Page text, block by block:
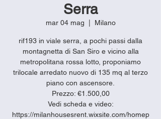
Serra
mar 04 mag Milano
rif193 in viale serra, a pochi passi dalla
montagnetta di San Siro e vicino alla
metropolitana rossa lotto, proponiamo
trilocale arredato nuovo di 135 mq al terzo
piano con ascensore.
Prezzo: €1.500,00
Vedi scheda e video:
https://milanhousesrent.wixsite.com/homep